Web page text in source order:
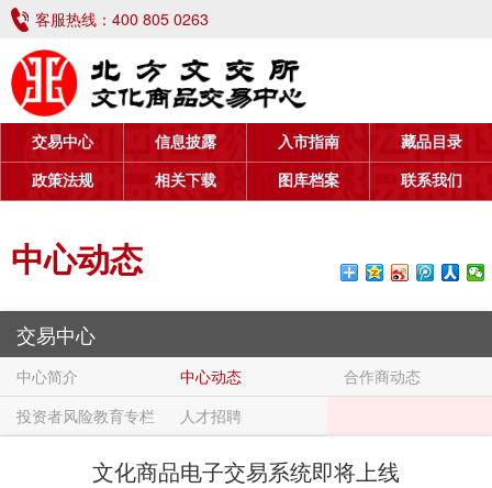
客服热线： 400 805 0263
交易中心 信息披露 入市指南 藏品目录
政策法规 相关下载 图库档案 联系我们
中心动态
交易中心
中心简介 中心动态
合作商动态
投资者风险教育专栏
人才招聘
文化商品电子交易系统即将上线